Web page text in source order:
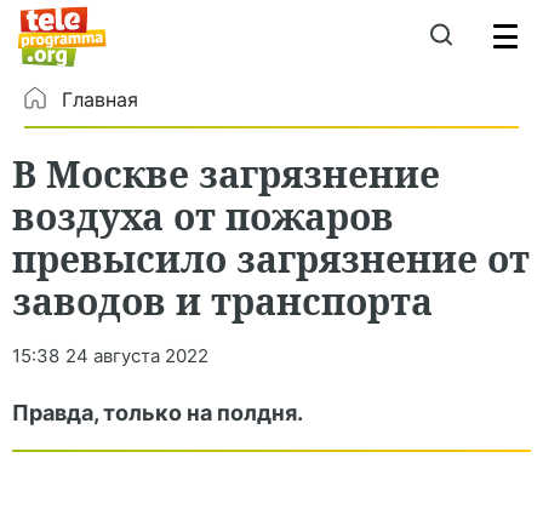
Главная
В Москве загрязнение
воздуха от пожаров
превысило загрязнение от
заводов и транспорта
15:38 24 августа 2022
Правда, только на полдня.